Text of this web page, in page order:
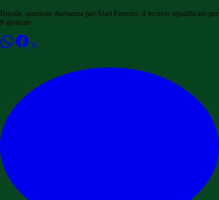
Brasile, sanzione durissima per Abel Ferreira: il tecnico squalificato per
8 giornate